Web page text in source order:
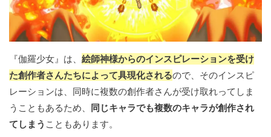
『伽羅少女』は、 絵師神様からのインスピレーションを受け
た創作者さんたちによって具現化されるので、そのインスピ
レーションは、同時に複数の創作者さんが受け取れってしま
うこともあるため、 同じキャラでも複数のキャラが創作され
てしまう こともあります。